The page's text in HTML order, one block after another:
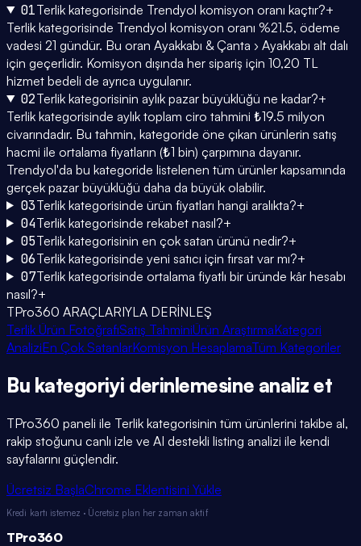
01Terlik kategorisinde Trendyol komisyon oranı kaçtır?+
Terlik kategorisinde Trendyol komisyon oranı %21.5, ödeme
vadesi 21 gündür. Bu oran Ayakkabı & Çanta › Ayakkabı alt dalı
için geçerlidir. Komisyon dışında her sipariş için 10,20 TL
hizmet bedeli de ayrıca uygulanır.
02Terlik kategorisinin aylık pazar büyüklüğü ne kadar?+
Terlik kategorisinde aylık toplam ciro tahmini ₺19.5 milyon
civarındadır. Bu tahmin, kategoride öne çıkan ürünlerin satış
hacmi ile ortalama fiyatların (₺1 bin) çarpımına dayanır.
Trendyol'da bu kategoride listelenen tüm ürünler kapsamında
gerçek pazar büyüklüğü daha da büyük olabilir.
03Terlik kategorisinde ürün fiyatları hangi aralıkta?+
04Terlik kategorisinde rekabet nasıl?+
05Terlik kategorisinin en çok satan ürünü nedir?+
06Terlik kategorisinde yeni satıcı için fırsat var mı?+
07Terlik kategorisinde ortalama fiyatlı bir üründe kâr hesabı
nasıl?+
TPro360 ARAÇLARIYLA DERİNLEŞ
Terlik Ürün FotoğrafıSatış TahminiÜrün AraştırmaKategori
AnaliziEn Çok SatanlarKomisyon HesaplamaTüm Kategoriler
Bu kategoriyi derinlemesine analiz et
TPro360 paneli ile Terlik kategorisinin tüm ürünlerini takibe al,
rakip stoğunu canlı izle ve AI destekli listing analizi ile kendi
sayfalarını güçlendir.
Ücretsiz BaşlaChrome Eklentisini Yükle
Kredi kartı istemez · Ücretsiz plan her zaman aktif
TPro360